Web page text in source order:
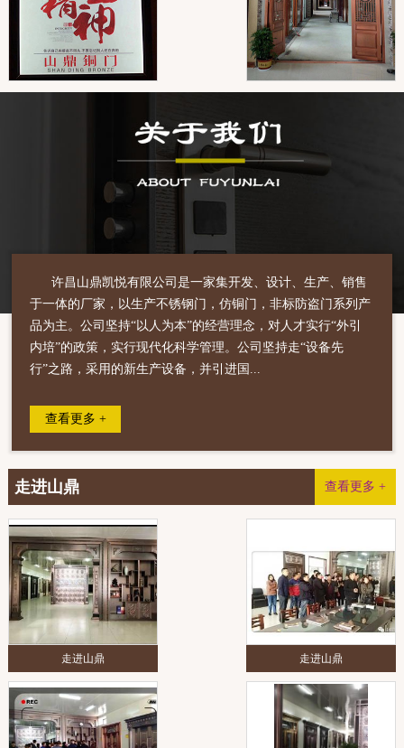
许昌山鼎凯悦有限公司是一家集开发、设计、生产、销售
于一体的厂家，以生产不锈钢门，仿铜门，非标防盗门系列产
品为主。公司坚持“以人为本”的经营理念，对人才实行“外引
内培”的政策，实行现代化科学管理。公司坚持走“设备先
行”之路，采用的新生产设备，并引进国...
查看更多 +
查看更多 +
走进山鼎
走进山鼎 走进山鼎